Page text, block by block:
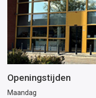
Openingstijden
Maandag